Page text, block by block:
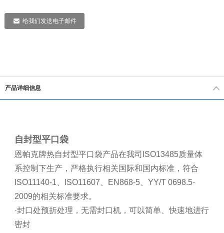
给我们发送电子邮件
产品详细信息
自封型平口袋
恩帕克牌热自封型平口袋产品在我司ISO13485质量体
系控制下生产，严格执行相关国际和国内标准，符合
ISO11140-1、ISO11607、EN868-5、YY/T 0698.5-
2009的相关标准要求。
·封口处预折处理，无需封口机，可以简单、快速地进行
密封